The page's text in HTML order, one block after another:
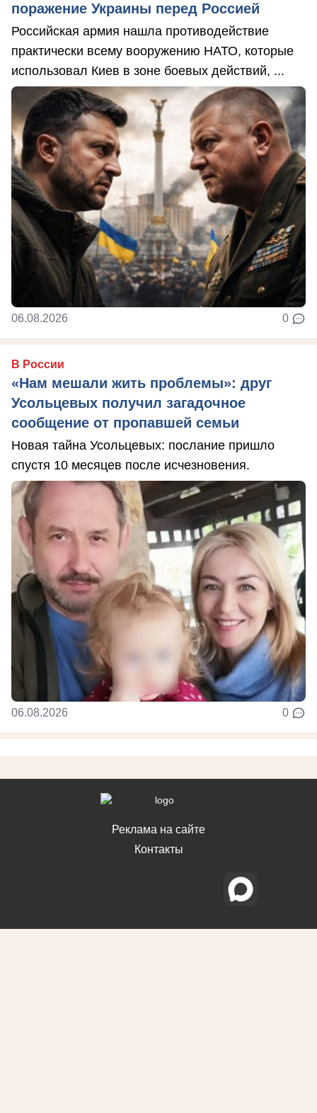
поражение Украины перед Россией
Российская армия нашла противодействие
практически всему вооружению НАТО, которые
использовал Киев в зоне боевых действий, ...
06.08.2026 0
В России
«Нам мешали жить проблемы»: друг
Усольцевых получил загадочное
сообщение от пропавшей семьи
Новая тайна Усольцевых: послание пришло
спустя 10 месяцев после исчезновения.
06.08.2026 0
Реклама на сайте
Контакты